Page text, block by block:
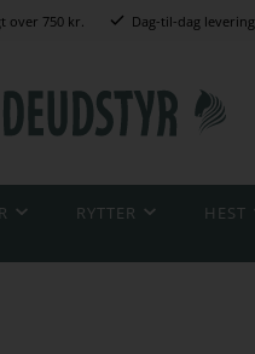
over 750 kr. Dag-til-dag levering
RYTTER HEST